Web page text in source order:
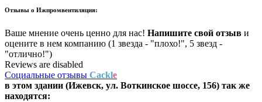
Отзывы о Ижпромвентиляция:
Ваше мнение очень ценно для нас! Напишите свой отзыв и
оцените в нем компанию (1 звезда - "плохо!", 5 звезд -
"отлично!")
Reviews are disabled
Социальные отзывы Cackle
в этом здании (Ижевск, ул. Воткинское шоссе, 156) так же
находятся: